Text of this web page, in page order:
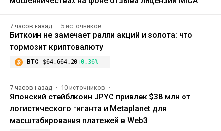
7 часов назад 5 источников
Биткоин не замечает ралли акций и золота: что
тормозит криптовалюту
BTC $64,664.20+0.36%
7 часов назад 10 источников
Японский стейблкоин JPYC привлек $38 млн от
логистического гиганта и Metaplanet для
масштабирования платежей в Web3